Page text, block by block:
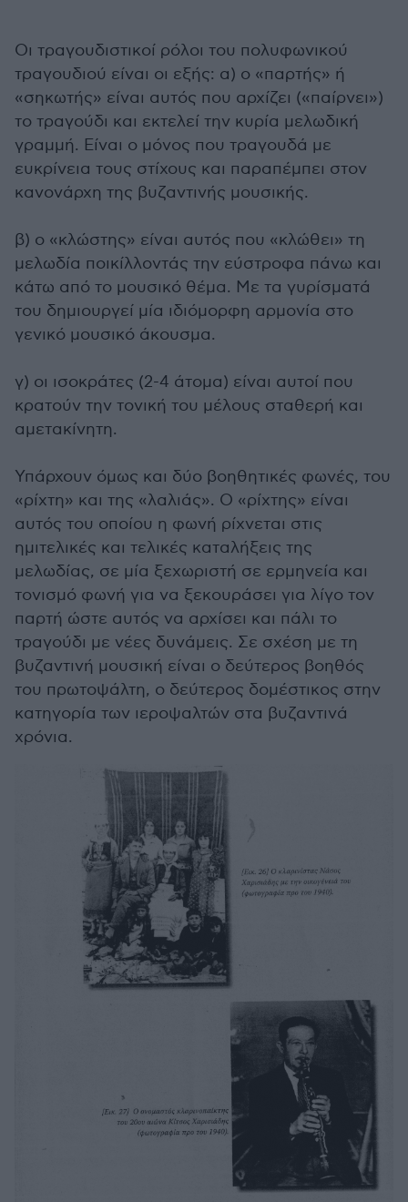
Οι τραγουδιστικοί ρόλοι του πολυφωνικού
τραγουδιού είναι οι εξής: α) ο «παρτής» ή
«σηκωτής» είναι αυτός που αρχίζει («παίρνει»)
το τραγούδι και εκτελεί την κυρία μελωδική
γραμμή. Είναι ο μόνος που τραγουδά με
ευκρίνεια τους στίχους και παραπέμπει στον
κανονάρχη της βυζαντινής μουσικής.
β) ο «κλώστης» είναι αυτός που «κλώθει» τη
μελωδία ποικίλλοντάς την εύστροφα πάνω και
κάτω από το μουσικό θέμα. Με τα γυρίσματά
του δημιουργεί μία ιδιόμορφη αρμονία στο
γενικό μουσικό άκουσμα.
γ) οι ισοκράτες (2-4 άτομα) είναι αυτοί που
κρατούν την τονική του μέλους σταθερή και
αμετακίνητη.
Υπάρχουν όμως και δύο βοηθητικές φωνές, του
«ρίχτη» και της «λαλιάς». Ο «ρίχτης» είναι
αυτός του οποίου η φωνή ρίχνεται στις
ημιτελικές και τελικές καταλήξεις της
μελωδίας, σε μία ξεχωριστή σε ερμηνεία και
τονισμό φωνή για να ξεκουράσει για λίγο τον
παρτή ώστε αυτός να αρχίσει και πάλι το
τραγούδι με νέες δυνάμεις. Σε σχέση με τη
βυζαντινή μουσική είναι ο δεύτερος βοηθός
του πρωτοψάλτη, ο δεύτερος δομέστικος στην
κατηγορία των ιεροψαλτών στα βυζαντινά
χρόνια.